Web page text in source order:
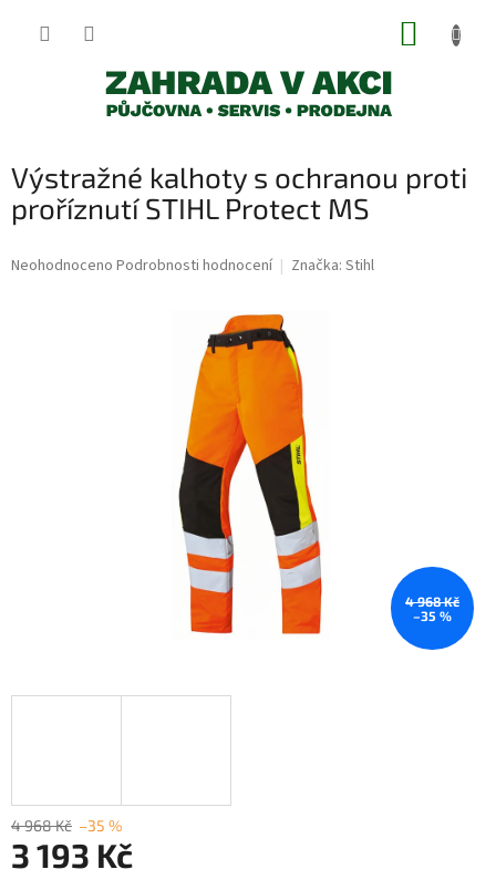
Výstražné kalhoty s ochranou proti
proříznutí STIHL Protect MS
Průměrné
Neohodnoceno Podrobnosti hodnocení Značka: Stihl
4 968 Kč
–35 %
4 968 Kč –35 %
3 193 Kč